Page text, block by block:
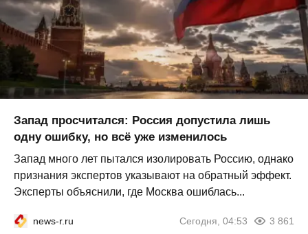
Запад просчитался: Россия допустила лишь
одну ошибку, но всё уже изменилось
Запад много лет пытался изолировать Россию, однако
признания экспертов указывают на обратный эффект.
Эксперты объяснили, где Москва ошиблась...
news-r.ru Сегодня, 04:53 3 861